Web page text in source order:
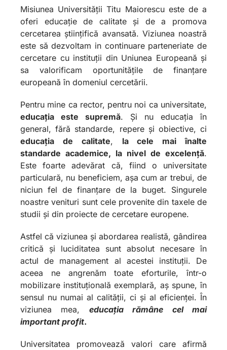
Misiunea Universității Titu Maiorescu este de a
oferi educație de calitate și de a promova
cercetarea științifică avansată. Viziunea noastră
este să dezvoltam in continuare parteneriate de
cercetare cu instituții din Uniunea Europeană și
sa valorificam oportunitățile de finanțare
europeană în domeniul cercetării.
Pentru mine ca rector, pentru noi ca universitate,
educația este supremă. Și nu educația în
general, fără standarde, repere și obiective, ci
educația de calitate, la cele mai înalte
standarde academice, la nivel de excelență.
Este foarte adevărat că, fiind o universitate
particulară, nu beneficiem, așa cum ar trebui, de
niciun fel de finanțare de la buget. Singurele
noastre venituri sunt cele provenite din taxele de
studii și din proiecte de cercetare europene.
Astfel că viziunea și abordarea realistă, gândirea
critică și luciditatea sunt absolut necesare în
actul de management al acestei instituții. De
aceea ne angrenăm toate eforturile, într-o
mobilizare instituțională exemplară, aș spune, în
sensul nu numai al calității, ci și al eficienței. În
viziunea mea, educația rămâne cel mai
important profit.
Universitatea promovează valori care afirmă